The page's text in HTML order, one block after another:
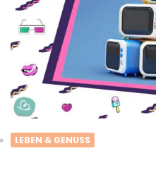
LEBEN & GENUSS